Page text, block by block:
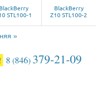
BlackBerry
STL100-1
BlackBerry
Z10 STL100-2
»
8 (846) 379-21-09